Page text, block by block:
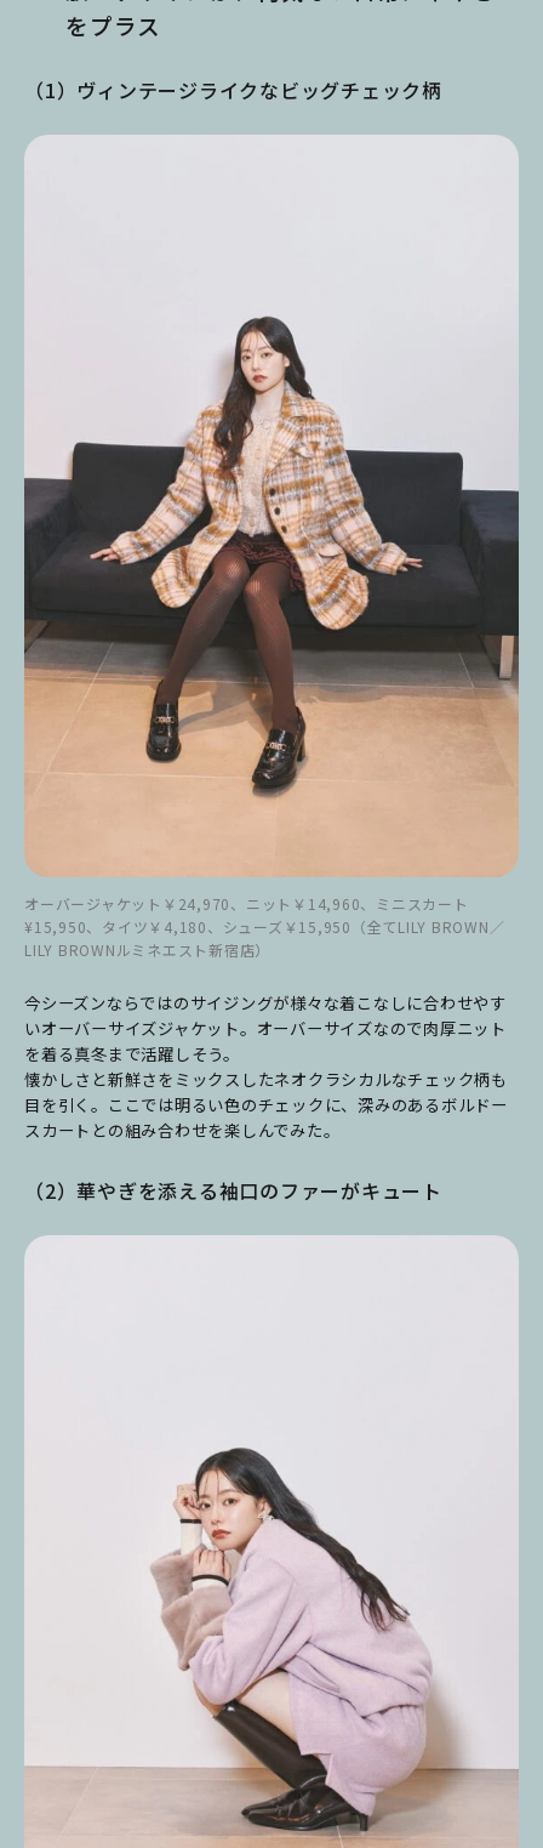
をプラス
（1）ヴィンテージライクなビッグチェック柄
オーバージャケット￥24,970、ニット￥14,960、ミニスカート
¥15,950、タイツ￥4,180、シューズ￥15,950（全てLILY BROWN／
LILY BROWNルミネエスト新宿店）
今シーズンならではのサイジングが様々な着こなしに合わせやす
いオーバーサイズジャケット。オーバーサイズなので肉厚ニット
を着る真冬まで活躍しそう。
懐かしさと新鮮さをミックスしたネオクラシカルなチェック柄も
目を引く。ここでは明るい色のチェックに、深みのあるボルドー
スカートとの組み合わせを楽しんでみた。
（2）華やぎを添える袖口のファーがキュート